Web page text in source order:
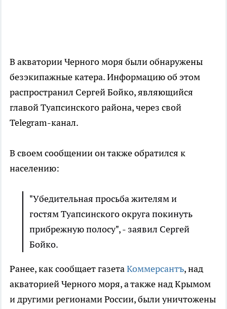
В акватории Черного моря были обнаружены
безэкипажные катера. Информацию об этом
распространил Сергей Бойко, являющийся
главой Туапсинского района, через свой
Telegram-канал.
В своем сообщении он также обратился к
населению:
"Убедительная просьба жителям и
гостям Туапсинского округа покинуть
прибрежную полосу", - заявил Сергей
Бойко.
Ранее, как сообщает газетаКоммерсантъ, над
акваторией Черного моря, а также над Крымом
и другими регионами России, были уничтожены